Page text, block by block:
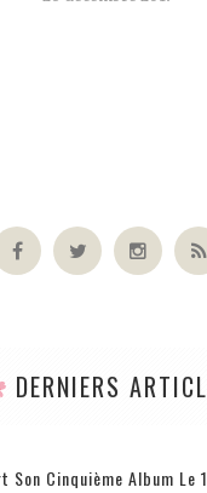
DERNIERS
Son Cinquième Album Le